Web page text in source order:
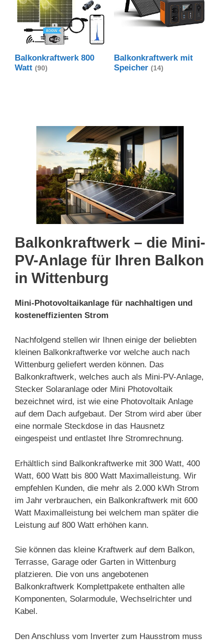
Balkonkraftwerk 800
Watt (90)
Balkonkraftwerk mit
Speicher (14)
Balkonkraftwerk – die Mini-
PV-Anlage für Ihren Balkon
in Wittenburg
Mini-Photovoltaikanlage für nachhaltigen und
kosteneffizienten Strom
Nachfolgend stellen wir Ihnen einige der beliebten
kleinen Balkonkraftwerke vor welche auch nach
Wittenburg geliefert werden können. Das
Balkonkraftwerk, welches auch als Mini-PV-Anlage,
Stecker Solaranlage oder Mini Photovoltaik
bezeichnet wird, ist wie eine Photovoltaik Anlage
auf dem Dach aufgebaut. Der Strom wird aber über
eine normale Steckdose in das Hausnetz
eingespeist und entlastet Ihre Stromrechnung.
Erhältlich sind Balkonkraftwerke mit 300 Watt, 400
Watt, 600 Watt bis 800 Watt Maximalleistung. Wir
empfehlen Kunden, die mehr als 2.000 kWh Strom
im Jahr verbrauchen, ein Balkonkraftwerk mit 600
Watt Maximalleistung bei welchem man später die
Leistung auf 800 Watt erhöhen kann.
Sie können das kleine Kraftwerk auf dem Balkon,
Terrasse, Garage oder Garten in Wittenburg
platzieren. Die von uns angebotenen
Balkonkraftwerk Komplettpakete enthalten alle
Komponenten, Solarmodule, Wechselrichter und
Kabel.
Den Anschluss vom Inverter zum Hausstrom muss